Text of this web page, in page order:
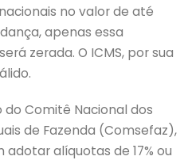
no valor de até
apenas essa
zerada. O ICMS, por sua
do Comitê Nacional dos
de Fazenda (Comsefaz),
alíquotas de 17% ou